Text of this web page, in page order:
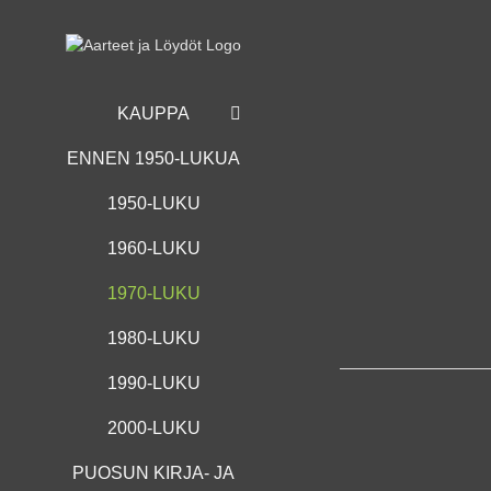
KAUPPA
ENNEN 1950-LUKUA
1950-LUKU
1960-LUKU
1970-LUKU
1980-LUKU
1990-LUKU
2000-LUKU
PUOSUN KIRJA- JA